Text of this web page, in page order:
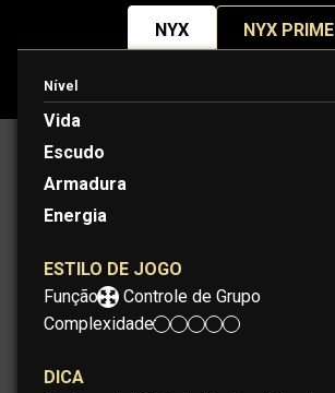
NYX NYX PRIME
Nível
Vida
Escudo
Armadura
Energia
ESTILO DE JOGO
Função:
Controle de Grupo
Complexidade:
DICA